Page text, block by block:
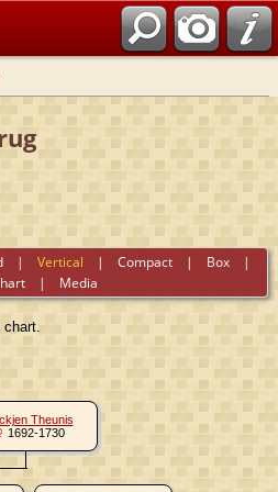
|Vertical |Compact | Box |
| Media
Theunis
1692-1730